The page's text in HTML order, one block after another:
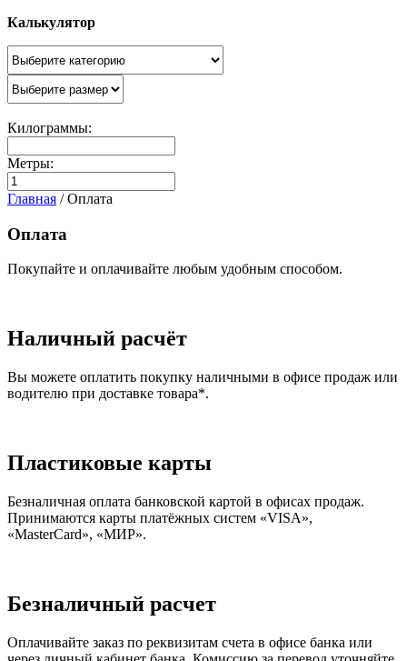
Калькулятор
Килограммы:
Метры:
Главная /Оплата
Оплата
Покупайте и оплачивайте любым удобным способом.
Наличный расчёт
Вы можете оплатить покупку наличными в офисе продаж или
водителю при доставке товара*.
Пластиковые карты
Безналичная оплата банковской картой в офисах продаж.
Принимаются карты платёжных систем «VISA»,
«MasterCard», «МИР».
Безналичный расчет
Оплачивайте заказ по реквизитам счета в офисе банка или